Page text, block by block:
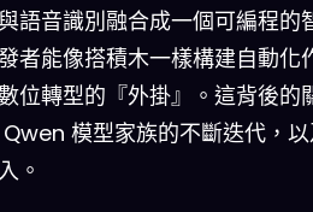
語音識別融合成一個可編程的
者能像搭積木一樣構建自動化
位轉型的『外掛』。這背後的
模型家族的不斷迭代，
。